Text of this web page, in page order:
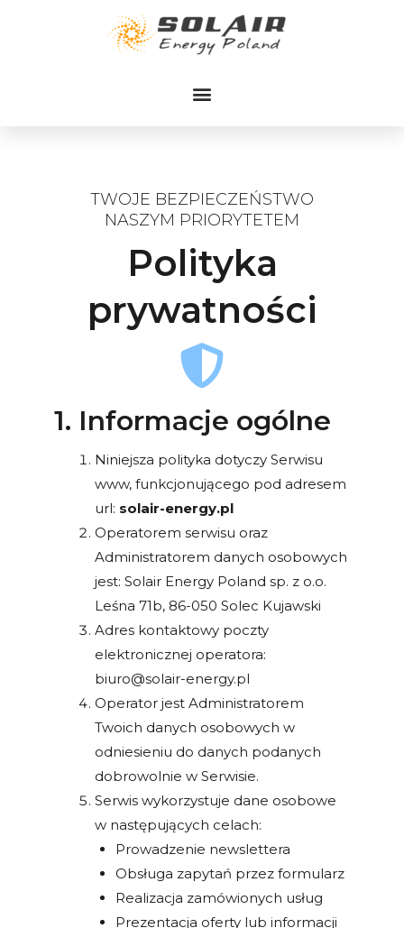
TWOJE BEZPIECZEŃSTWO
NASZYM PRIORYTETEM
Polityka
prywatności
1. Informacje ogólne
Niniejsza polityka dotyczy Serwisu
www, funkcjonującego pod adresem
url: solair-energy.pl
Operatorem serwisu oraz
Administratorem danych osobowych
jest: Solair Energy Poland sp. z o.o.
Leśna 71b, 86-050 Solec Kujawski
Adres kontaktowy poczty
elektronicznej operatora:
biuro@solair-energy.pl
Operator jest Administratorem
Twoich danych osobowych w
odniesieniu do danych podanych
dobrowolnie w Serwisie.
Serwis wykorzystuje dane osobowe
w następujących celach:
Prowadzenie newslettera
Obsługa zapytań przez formularz
Realizacja zamówionych usług
Prezentacja oferty lub informacji